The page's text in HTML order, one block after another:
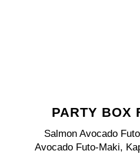
PARTY BOX
Salmon Avocado
Avocado Futo-Maki,